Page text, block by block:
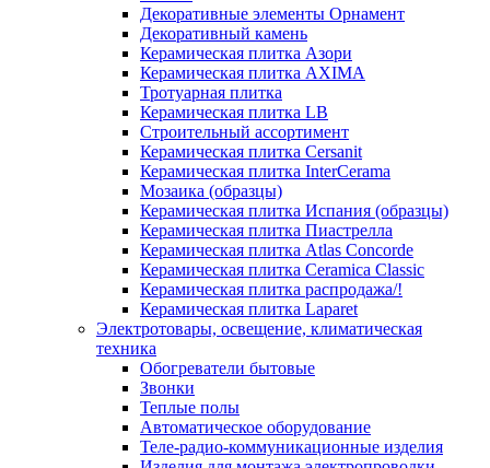
Декоративные элементы Орнамент
Декоративный камень
Керамическая плитка Азори
Керамическая плитка AXIMA
Тротуарная плитка
Керамическая плитка LB
Строительный ассортимент
Керамическая плитка Cersanit
Керамическая плитка InterCerama
Мозаика (образцы)
Керамическая плитка Испания (образцы)
Керамическая плитка Пиастрелла
Керамическая плитка Atlas Concorde
Керамическая плитка Ceramica Classic
Керамическая плитка распродажа/!
Керамическая плитка Laparet
Электротовары, освещение, климатическая
техника
Обогреватели бытовые
Звонки
Теплые полы
Автоматическое оборудование
Теле-радио-коммуникационные изделия